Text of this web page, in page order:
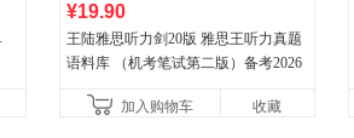
¥19.90
王陆雅思听力剑20版 雅思王听力真题
语料库 （机考笔试第二版）备考2026
新增在
加入购物车 收藏